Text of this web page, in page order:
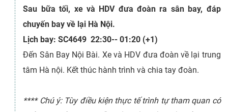
Sau bữa tối, xe và HDV đưa đoàn ra sân bay, đáp
chuyến bay về lại Hà Nội.
Lịch bay: SC4649 22:30-- 01:20 (+1)
Đến Sân Bay Nội Bài. Xe và HDV đưa đoàn về lại trung
tâm Hà nội. Kết thúc hành trình và chia tay đoàn.
**** Chú ý: Tùy điều kiện thực tế trình tự tham quan có